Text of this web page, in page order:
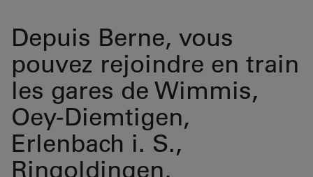
Depuis Berne, vous
pouvez rejoindre en train
les gares de Wimmis,
Oey-Diemtigen,
Erlenbach i. S.,
Ringoldingen,